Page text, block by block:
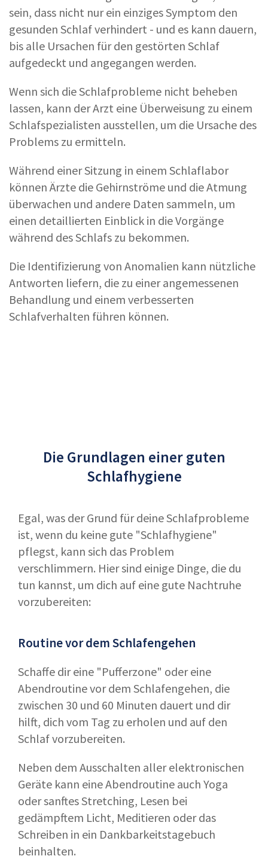
sein, dass nicht nur ein einziges Symptom den
gesunden Schlaf verhindert - und es kann dauern,
bis alle Ursachen für den gestörten Schlaf
aufgedeckt und angegangen werden.
Wenn sich die Schlafprobleme nicht beheben
lassen, kann der Arzt eine Überweisung zu einem
Schlafspezialisten ausstellen, um die Ursache des
Problems zu ermitteln.
Während einer Sitzung in einem Schlaflabor
können Ärzte die Gehirnströme und die Atmung
überwachen und andere Daten sammeln, um
einen detaillierten Einblick in die Vorgänge
während des Schlafs zu bekommen.
Die Identifizierung von Anomalien kann nützliche
Antworten liefern, die zu einer angemessenen
Behandlung und einem verbesserten
Schlafverhalten führen können.
Die Grundlagen einer guten
Schlafhygiene
Egal, was der Grund für deine Schlafprobleme
ist, wenn du keine gute "Schlafhygiene"
pflegst, kann sich das Problem
verschlimmern. Hier sind einige Dinge, die du
tun kannst, um dich auf eine gute Nachtruhe
vorzubereiten:
Routine vor dem Schlafengehen
Schaffe dir eine "Pufferzone" oder eine
Abendroutine vor dem Schlafengehen, die
zwischen 30 und 60 Minuten dauert und dir
hilft, dich vom Tag zu erholen und auf den
Schlaf vorzubereiten.
Neben dem Ausschalten aller elektronischen
Geräte kann eine Abendroutine auch Yoga
oder sanftes Stretching, Lesen bei
gedämpftem Licht, Meditieren oder das
Schreiben in ein Dankbarkeitstagebuch
beinhalten.